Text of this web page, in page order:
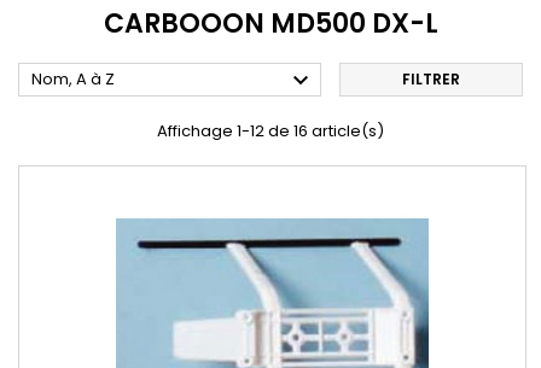
CARBOOON MD500 DX-L
Nom, A à Z  FILTRER
Affichage 1-12 de 16 article(s)